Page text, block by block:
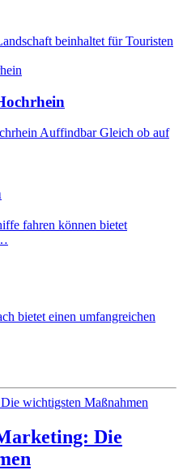
beinhaltet für Touristen
Auffindbar Gleich ob auf
fahren können bietet
bietet einen umfangreichen
Die